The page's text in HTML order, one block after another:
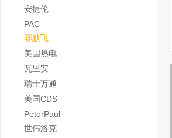
安捷伦
PAC
赛默飞
美国热电
瓦里安
瑞士万通
美国CDS
PeterPaul
世伟洛克